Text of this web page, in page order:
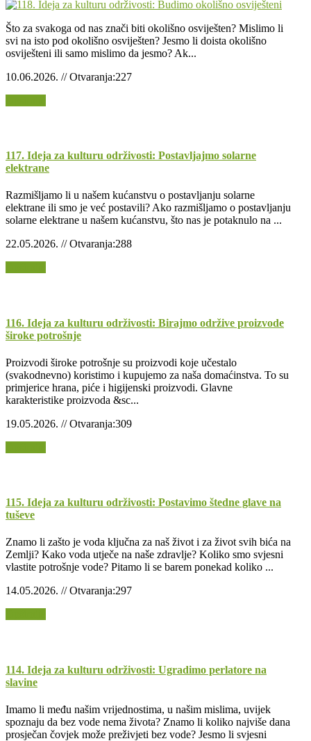
Što za svakoga od nas znači biti okolišno osviješten? Mislimo li
svi na isto pod okolišno osviješten? Jesmo li doista okolišno
osviješteni ili samo mislimo da jesmo? Ak...
10.06.2026. // Otvaranja:227
117. Ideja za kulturu održivosti: Postavljajmo solarne
elektrane
Razmišljamo li u našem kućanstvu o postavljanju solarne
elektrane ili smo je već postavili? Ako razmišljamo o postavljanju
solarne elektrane u našem kućanstvu, što nas je potaknulo na ...
22.05.2026. // Otvaranja:288
116. Ideja za kulturu održivosti: Birajmo održive proizvode
široke potrošnje
Proizvodi široke potrošnje su proizvodi koje učestalo
(svakodnevno) koristimo i kupujemo za naša domaćinstva. To su
primjerice hrana, piće i higijenski proizvodi. Glavne
karakteristike proizvoda &sc...
19.05.2026. // Otvaranja:309
115. Ideja za kulturu održivosti: Postavimo štedne glave na
tuševe
Znamo li zašto je voda ključna za naš život i za život svih bića na
Zemlji? Kako voda utječe na naše zdravlje? Koliko smo svjesni
vlastite potrošnje vode? Pitamo li se barem ponekad koliko ...
14.05.2026. // Otvaranja:297
114. Ideja za kulturu održivosti: Ugradimo perlatore na
slavine
Imamo li među našim vrijednostima, u našim mislima, uvijek
spoznaju da bez vode nema života? Znamo li koliko najviše dana
prosječan čovjek može preživjeti bez vode? Jesmo li svjesni